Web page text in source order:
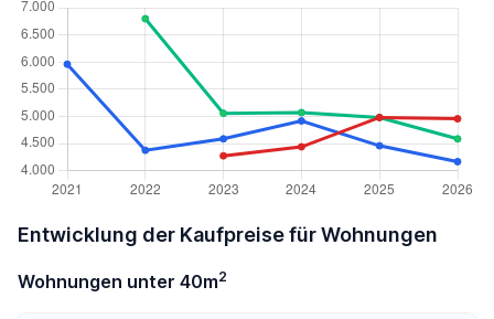
Entwicklung der Kaufpreise für Wohnungen
Wohnungen unter 40m2